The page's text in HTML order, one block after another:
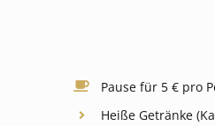
Pause für 5 € pro
Heiße Getränke